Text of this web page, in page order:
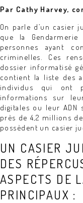
Par Cathy Harvey,
On parle d’un casier
que la
personnes ayant
criminelles. Ces
dossier informatisé
contient la liste des
individus qui ont
informations sur
digitales ou leur ADN
près de 4,2 millions
possèdent un casier
UN CASIER
DES
ASPECTS DE
PRINCIPAUX :